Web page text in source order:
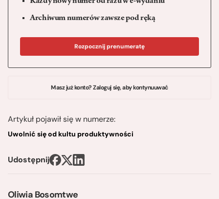
Oliwia Bosomtwe
Archiwum numerów zawsze pod ręką
Rozpocznij prenumeratę
Masz już konto? Zaloguj się, aby kontynuuwać
Artykuł pojawił się w numerze:
Uwolnić się od kultu produktywności
Udostępnij